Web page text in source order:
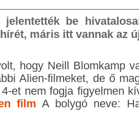
be
máris itt vannak az
hogy Neill Blomkamp
Alien-filmeket, de ő
et nem fogja figyelmen
film A bolygó neve: